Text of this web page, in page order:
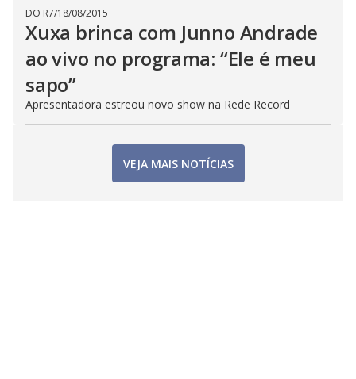
DO R7/18/08/2015
Xuxa brinca com Junno Andrade
ao vivo no programa: “Ele é meu
sapo”
Apresentadora estreou novo show na Rede Record
VEJA MAIS NOTÍCIAS